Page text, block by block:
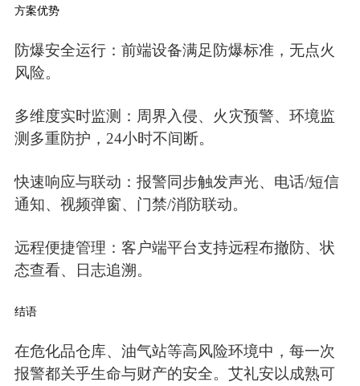
方案优势
防爆安全运行：前端设备满足防爆标准，无点火
风险。
多维度实时监测：周界入侵、火灾预警、环境监
测多重防护，24小时不间断。
快速响应与联动：报警同步触发声光、电话/短信
通知、视频弹窗、门禁/消防联动。
远程便捷管理：客户端平台支持远程布撤防、状
态查看、日志追溯。
结语
在危化品仓库、油气站等高风险环境中，每一次
报警都关乎生命与财产的安全。艾礼安以成熟可